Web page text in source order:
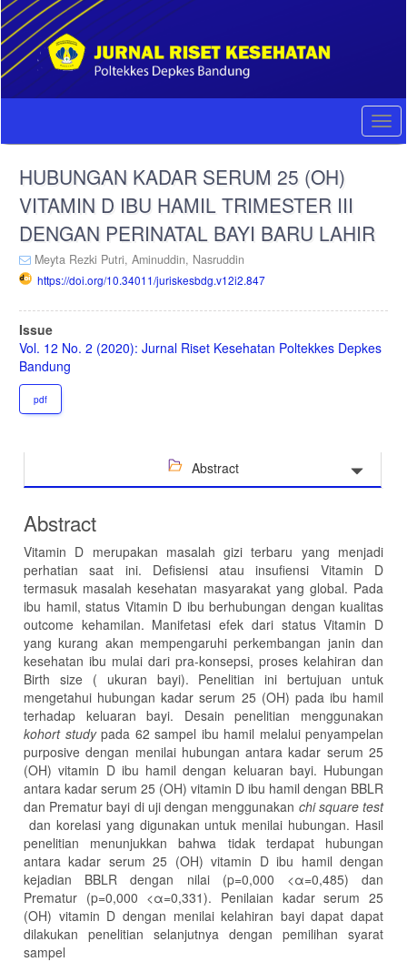
Quick
jump
to
page
content
Main
Sidebar
HUBUNGAN KADAR SERUM 25 (OH)
VITAMIN D IBU HAMIL TRIMESTER III
DENGAN PERINATAL BAYI BARU LAHIR
Meyta Rezki Putri, Aminuddin, Nasruddin
https://doi.org/10.34011/juriskesbdg.v12i2.847
Article
Sidebar
Issue
Vol. 12 No. 2 (2020): Jurnal Riset Kesehatan Poltekkes Depkes
Bandung
pdf
Abstract
Abstract
Vitamin D merupakan masalah gizi terbaru yang menjadi
perhatian saat ini. Defisiensi atau insufiensi Vitamin D
termasuk masalah kesehatan masyarakat yang global. Pada
ibu hamil, status Vitamin D ibu berhubungan dengan kualitas
outcome kehamilan. Manifetasi efek dari status Vitamin D
yang kurang akan mempengaruhi perkembangan janin dan
kesehatan ibu mulai dari pra-konsepsi, proses kelahiran dan
Birth size ( ukuran bayi). Penelitian ini bertujuan untuk
mengetahui hubungan kadar serum 25 (OH) pada ibu hamil
terhadap keluaran bayi. Desain penelitian menggunakan
kohort studypada 62 sampel ibu hamil melalui penyampelan
purposive dengan menilai hubungan antara kadar serum 25
(OH) vitamin D ibu hamil dengan keluaran bayi. Hubungan
antara kadar serum 25 (OH) vitamin D ibu hamil dengan BBLR
dan Prematur bayi di uji dengan menggunakan chi square test
dan korelasi yang digunakan untuk menilai hubungan. Hasil
penelitian menunjukkan bahwa tidak terdapat hubungan
antara kadar serum 25 (OH) vitamin D ibu hamil dengan
kejadian BBLR dengan nilai (p=0,000 <α=0,485) dan
Prematur (p=0,000 <α=0,331). Penilaian kadar serum 25
(OH) vitamin D dengan menilai kelahiran bayi dapat dapat
dilakukan penelitian selanjutnya dengan pemilihan syarat
sampel